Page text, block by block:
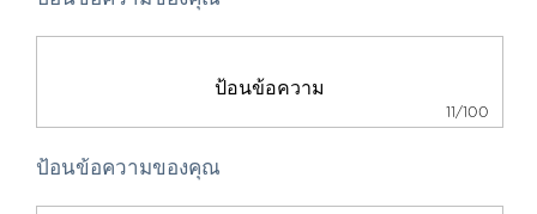
11/100
ป้อนข้อความของคุณ